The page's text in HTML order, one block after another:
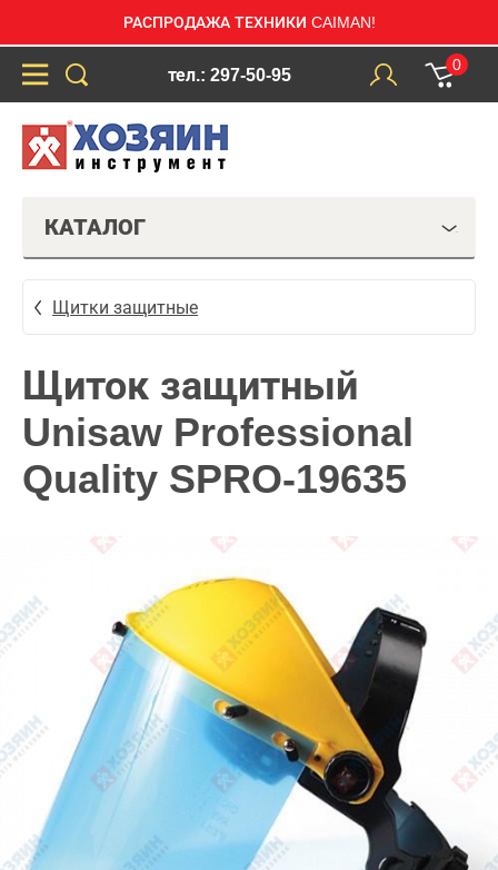
РАСПРОДАЖА ТЕХНИКИ CAIMAN!
тел.: 297-50-95
0
КАТАЛОГ
Щитки защитные
Щиток защитный
Unisaw Professional
Quality SPRO-19635